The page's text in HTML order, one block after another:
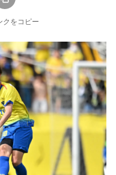
クをコピー